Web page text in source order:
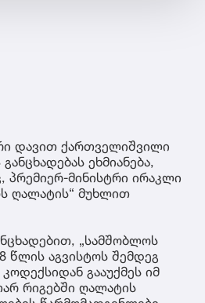
დავით ქართველიშვილი
ეხმიანება,
მინისტრი ირაკლი
ღალატის“ მუხლით
„სამშობლოს
წლის აგვისტოს შემდეგ
გააუქმეს იმ
რიგებში ღალატის